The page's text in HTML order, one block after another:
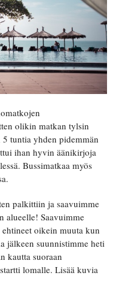
olikin matkan tylsin
tuntia yhden pidemmän
ihan hyvin äänikirjoja
Bussimatkaa myös
palkittiin ja saavuimme
alueelle! Saavuimme
oikein muuta kun
jälkeen suunnistimme heti
kautta suoraan
lomalle. Lisää kuvia